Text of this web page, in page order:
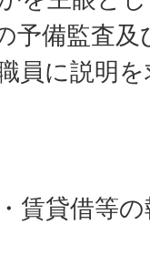
予備監査
員に説明
賃貸借等